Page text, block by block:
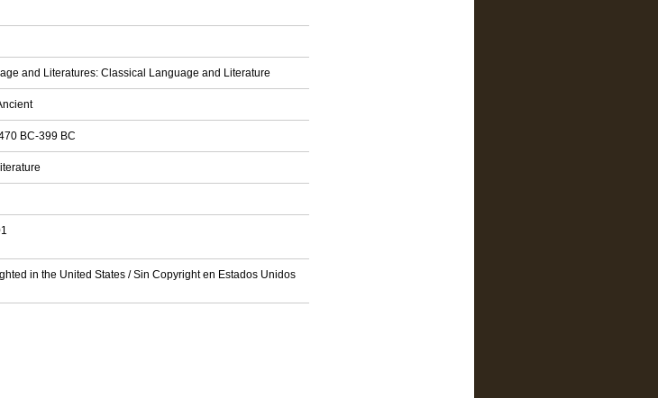
and Literatures: Classical Language and Literature
BC-399 BC
in the United States / Sin Copyright en Estados Unidos